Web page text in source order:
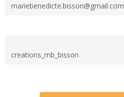
mariebenedicte.bisson@gmail.com
creations_mb_bisson